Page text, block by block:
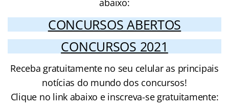
abaixo:
CONCURSOS ABERTOS
CONCURSOS 2021
Receba gratuitamente no seu celular as principais
notícias do mundo dos concursos!
Clique no link abaixo e inscreva-se gratuitamente: